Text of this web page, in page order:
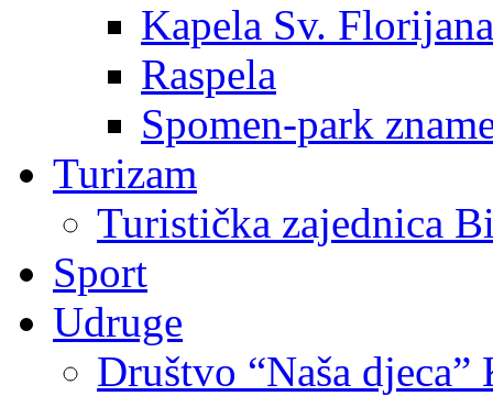
Kapela Sv. Florijana
Raspela
Spomen-park
Turizam
Turistička zajednica
Sport
Udruge
Društvo “Naša djeca”